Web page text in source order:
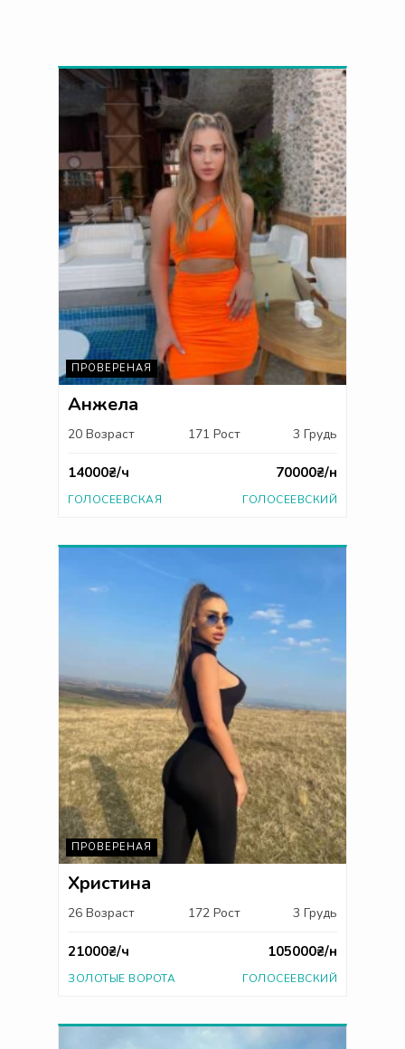
ПРОВЕРЕНАЯ
Анжела
20 Возраст 171 Рост 3 Грудь
14000₴/ч 70000₴/н
ГОЛОСЕЕВСКАЯ ГОЛОСЕЕВСКИЙ
ПРОВЕРЕНАЯ
Христина
26 Возраст 172 Рост 3 Грудь
21000₴/ч 105000₴/н
ЗОЛОТЫЕ ВОРОТА ГОЛОСЕЕВСКИЙ